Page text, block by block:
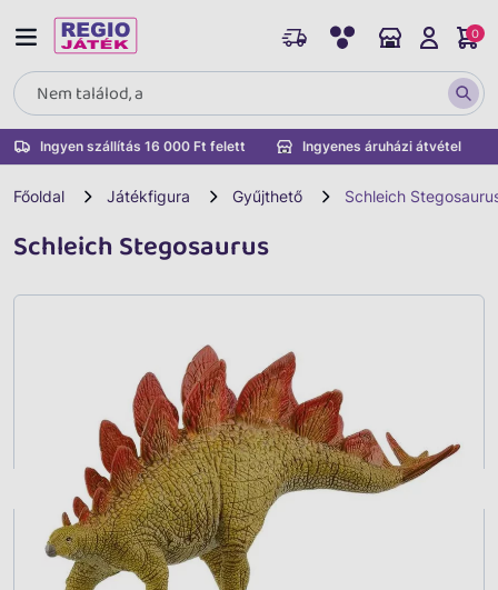
Ingyen szállítás 16 000 Ft felett Ingyenes áruházi átvétel
0
Főoldal Játékfigura Gyűjthető Schleich
Schleich Stegosaurus
Vissza